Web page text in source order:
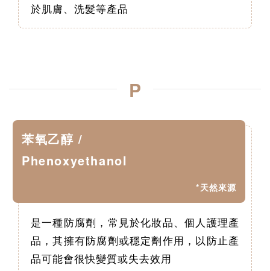
於肌膚、洗髮等產品
P
苯氧乙醇 /
Phenoxyethanol
*天然來源
是一種防腐劑，常見於化妝品、個人護理產
品，其擁有防腐劑或穩定劑作用，以防止產
品可能會很快變質或失去效用